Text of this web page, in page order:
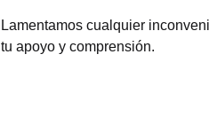
Lamentamos cualquier
tu apoyo y comprensión.